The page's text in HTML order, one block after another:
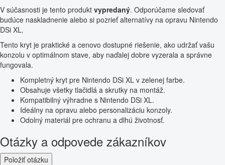
V súčasnosti je tento produkt vypredaný. Odporúčame sledovať
budúce naskladnenie alebo si pozrieť alternatívy na opravu Nintendo
DSi XL.
Tento kryt je praktické a cenovo dostupné riešenie, ako udržať vašu
konzolu v optimálnom stave, aby naďalej dobre vyzerala a správne
fungovala.
Kompletný kryt pre Nintendo DSi XL v zelenej farbe.
Obsahuje všetky tlačidlá a skrutky na montáž.
Kompatibilný výhradne s Nintendo DSi XL.
Ideálny na opravu alebo personalizáciu konzoly.
Odolný materiál pre ochranu a dlhú životnosť.
Otázky a odpovede zákazníkov
Položiť otázku